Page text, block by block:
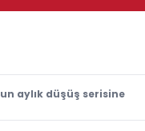
aylık düşüş serisine